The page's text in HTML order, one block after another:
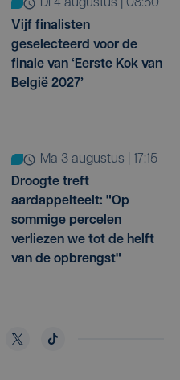
di 4 augustus | 08:50
Vijf finalisten
geselecteerd voor de
finale van ‘Eerste Kok van
België 2027’
ma 3 augustus | 17:15
Droogte treft
aardappelteelt: "Op
sommige percelen
verliezen we tot de helft
van de opbrengst"